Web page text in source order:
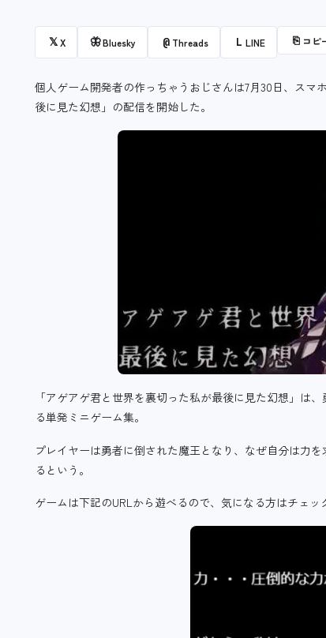
𝕏X 🦋Bluesky @ Threads L LINE ⎘ コピ
個人ゲーム開発者の作っちゃうおじさんは7月30日、ス
後に見た幻想」の配信を開始した。
「アゲアゲ君と世界を裏切った私が最後に見た幻想」は
る単発ミニゲーム集。
プレイヤーは勇者に倒された魔王となり、なぜ自分は力
るという。
ゲームは下記のURLから遊べるので、気になる方はチェッ